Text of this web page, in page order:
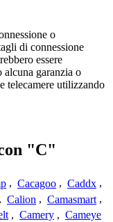
o
di connessione
essere
garanzia o
telecamere utilizzando
"C"
, Cacagoo , Caddx ,
, Calion , Camasmart ,
, Camery , Cameye